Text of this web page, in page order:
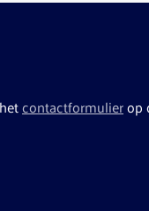
contactformulierop